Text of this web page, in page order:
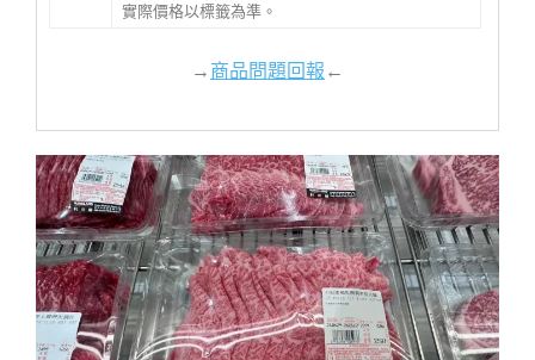
實際價格以標籤為準。
→商品問題回報←